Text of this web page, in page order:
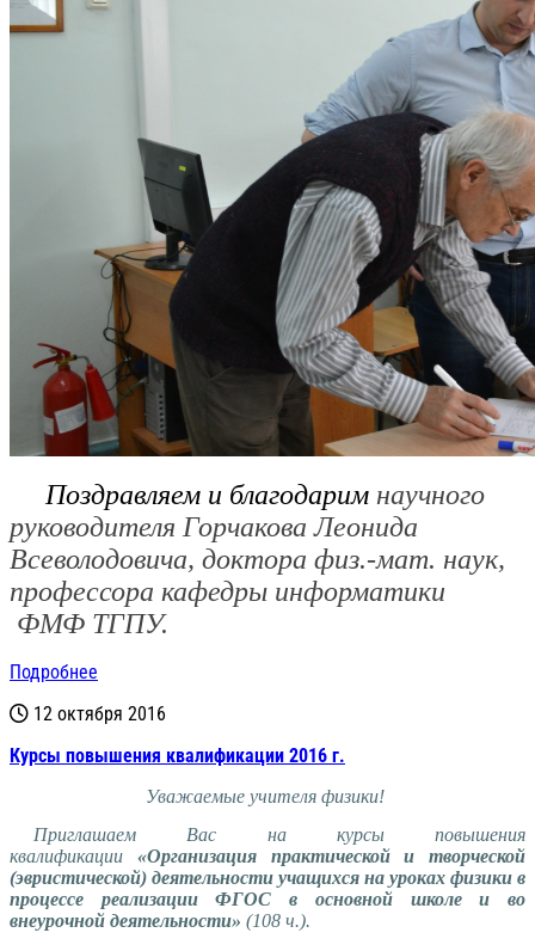
Поздравляем и благодарим научного
руководителя Горчакова Леонида
Всеволодовича, доктора физ.-мат. наук,
профессора кафедры информатики
ФМФ ТГПУ.
Подробнее
12 октября 2016
Курсы повышения квалификации 2016 г.
Уважаемые учителя физики!
Приглашаем Вас на курсы повышения
квалификации «Организация практической и творческой
(эвристической) деятельности учащихся на уроках физики в
процессе реализации ФГОС в основной школе и во
внеурочной деятельности» (108 ч.).